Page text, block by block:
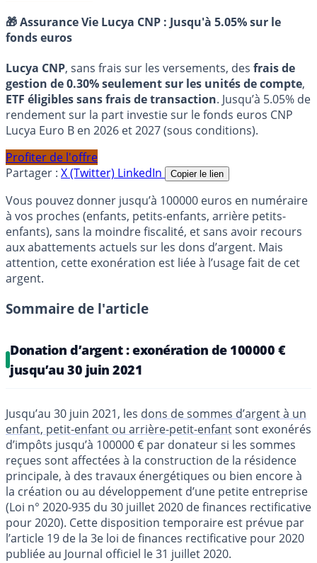
🎁 Assurance Vie Lucya CNP : Jusqu'à 5.05% sur le
fonds euros
Lucya CNP, sans frais sur les versements, des frais de
gestion de 0.30% seulement sur les unités de compte,
ETF éligibles sans frais de transaction. Jusqu’à 5.05% de
rendement sur la part investie sur le fonds euros CNP
Lucya Euro B en 2026 et 2027 (sous conditions).
Profiter de l'offre
Partager : X (Twitter) LinkedIn Copier le lien
Vous pouvez donner jusqu’à 100000 euros en numéraire
à vos proches (enfants, petits-enfants, arrière petits-
enfants), sans la moindre fiscalité, et sans avoir recours
aux abattements actuels sur les dons d’argent. Mais
attention, cette exonération est liée à l’usage fait de cet
argent.
Sommaire de l'article
Donation d’argent : exonération de 100000 €
jusqu’au 30 juin 2021
Jusqu’au 30 juin 2021, les dons de sommes d’argent à un
enfant, petit-enfant ou arrière-petit-enfantsont exonérés
d’impôts jusqu’à 100000 € par donateur si les sommes
reçues sont affectées à la construction de la résidence
principale, à des travaux énergétiques ou bien encore à
la création ou au développement d’une petite entreprise
(Loi n° 2020-935 du 30 juillet 2020 de finances rectificative
pour 2020). Cette disposition temporaire est prévue par
l’article 19 de la 3e loi de finances rectificative pour 2020
publiée au Journal officiel le 31 juillet 2020.